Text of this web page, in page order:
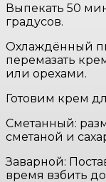
Выпекать 50
градусов.
Охлаждённый
перемазать
или орехами.
Готовим крем
Сметанный:
сметаной и
Заварной:
время взбить